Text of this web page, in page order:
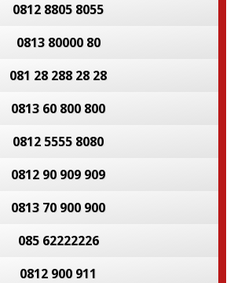
0812 8805 8055
0813 80000 80
081 28 288 28 28
0813 60 800 800
0812 5555 8080
0812 90 909 909
0813 70 900 900
085 62222226
0812 900 911